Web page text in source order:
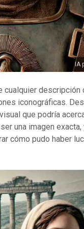
IA
cualquier
iconográficas.
que podría
una imagen
cómo pudo haber